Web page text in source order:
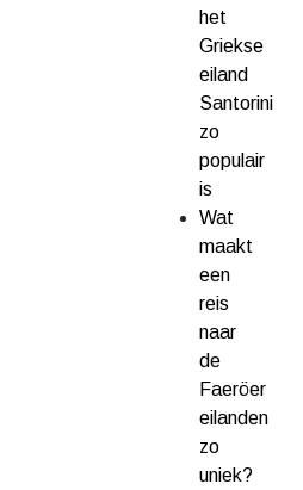
het
Griekse
eiland
Santorini
zo
populair
is
Wat
maakt
een
reis
naar
de
Faeröer
eilanden
zo
uniek?